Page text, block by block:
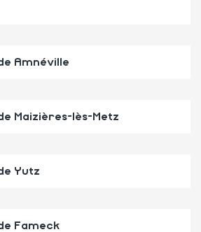
Amnéville
Maizières-lès-Metz
Yutz
Fameck